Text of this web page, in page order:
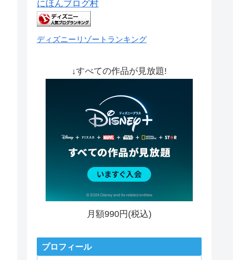
にほんブログ村
ディズニーリゾートランキング
↓すべての作品が見放題!
月額990円(税込)
プロフィール